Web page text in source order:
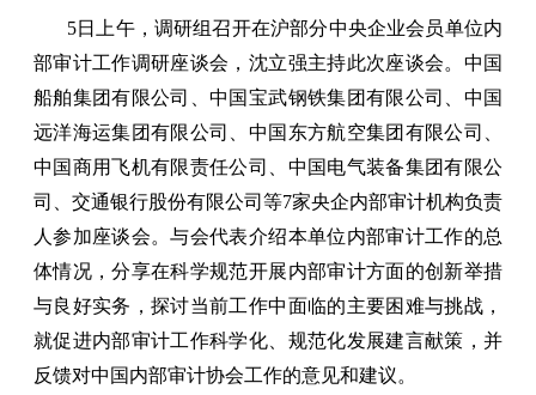
5日上午，调研组召开在沪部分中央企业会员单位内
部审计工作调研座谈会，沈立强主持此次座谈会。中国
船舶集团有限公司、中国宝武钢铁集团有限公司、中国
远洋海运集团有限公司、中国东方航空集团有限公司、
中国商用飞机有限责任公司、中国电气装备集团有限公
司、交通银行股份有限公司等7家央企内部审计机构负责
人参加座谈会。与会代表介绍本单位内部审计工作的总
体情况，分享在科学规范开展内部审计方面的创新举措
与良好实务，探讨当前工作中面临的主要困难与挑战，
就促进内部审计工作科学化、规范化发展建言献策，并
反馈对中国内部审计协会工作的意见和建议。